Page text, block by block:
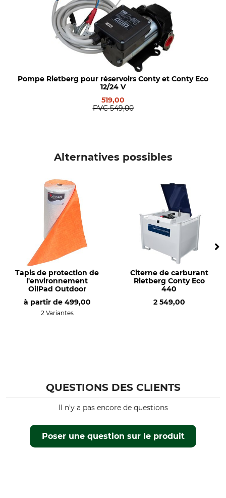
Pompe Rietberg pour réservoirs Conty et Conty Eco
12/24 V
519,00
PVC 549,00
Alternatives possibles
Tapis de protection de
l'environnement
OilPad Outdoor
à partir de 499,00
2 Variantes
Citerne de carburant
Rietberg Conty Eco
440
2 549,00
QUESTIONS DES CLIENTS
Poser une question sur le produit
Il n'y a pas encore de questions